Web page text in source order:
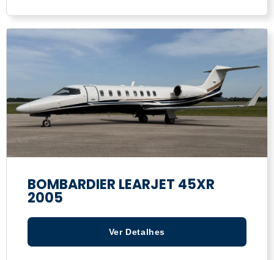
BOMBARDIER LEARJET 45XR
2005
Ver Detalhes